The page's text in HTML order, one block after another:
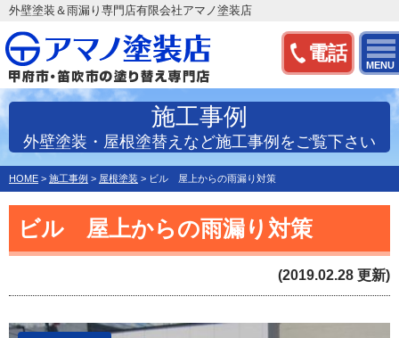
電話
MENU
外壁塗装＆雨漏り専門店有限会社アマノ塗装店
施工事例
外壁塗装・屋根塗替えなど施工事例をご覧下さい
HOME > 施工事例 > 屋根塗装 > ビル 屋上からの雨漏り対策
ビル 屋上からの雨漏り対策
(2019.02.28 更新)